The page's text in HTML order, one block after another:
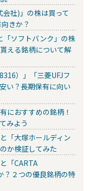
会社)」の株は買って
きか？
「ソフトバンク」の株
える銘柄について解
）」「三菱UFJフ
い？長期保有に向い
におすすめの銘柄！
みよう
「大塚ホールディン
か検証してみた
「CARTA
？２つの優良銘柄の特